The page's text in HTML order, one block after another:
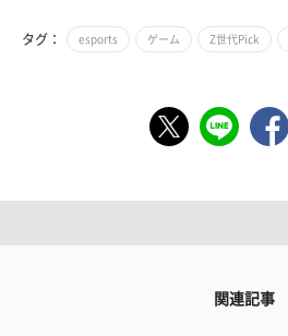
タグ： esports ゲーム Z世代Pick
関連記事